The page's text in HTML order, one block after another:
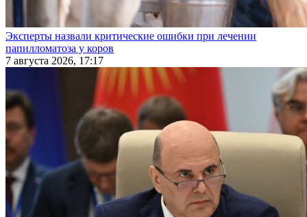
Эксперты назвали критические ошибки при лечении
папилломатоза у коров
7 августа 2026, 17:17